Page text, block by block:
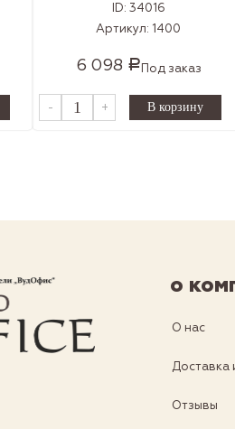
ID: 34016
Артикул: 1400
6 098 Р Под заказ
- +
о
О нас
Доставка
Отзывы